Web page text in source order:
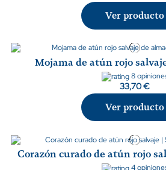
Ver producto
Mojama de atún rojo
8
33,70 €
Ver producto
Corazón curado de atún rojo
4